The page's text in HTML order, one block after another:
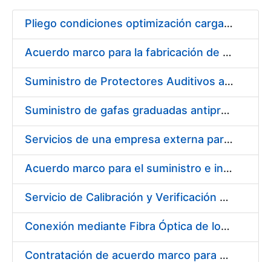
Mostra/Amaga Pliego condiciones optimización cargas compras firmado
Acuerdo marco para la fabricación de piezas
Suministro de Protectores Auditivos a medida para las personas trabajadoras de los Centros de Trabajo de Madrid y Burgos
Suministro de gafas graduadas antiproyecciones para los trabajadores de la FNMT-RCM en los centros de trabajo de Madrid y Burgos
Servicios de una empresa externa para el asesoramiento y resolución de los recursos de alzada que se presentan relacionados con procesos de selección para la FNMT-RCM
Acuerdo marco para el suministro e instalación de persianas, estores y otros complementos
Servicio de Calibración y Verificación Externa de los Equipos de Medición del Servicio de Prevención de la FNMT-RCM
Conexión mediante Fibra Óptica de los Centros de Proceso de Datos (CPDs) de las sedes de la FNMT-RCM de Burgos y Madrid
Contratación de acuerdo marco para el Suministro de Material de Electricidad para la Fábrica Nacional de Moneda y Timbre-Real Casa de la Moneda en su centro de trabajo de Burgos